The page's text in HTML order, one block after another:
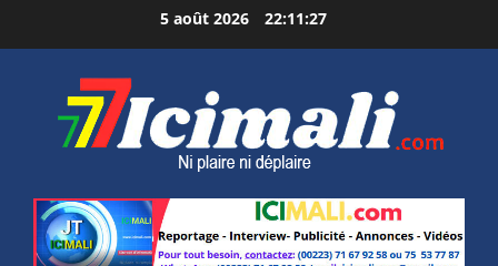
au
5 août 2026 22:11:28